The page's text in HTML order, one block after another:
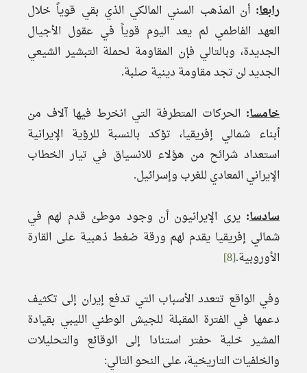
رابعا: أن المذهب السني المالكي الذي بقي قوياً خلال
العهد الفاطمي لم يعد اليوم قوياً في عقول الأجيال
الجديدة، وبالتالي فإن المقاومة لحملة التبشير الشيعي
الجديد لن تجد مقاومة دينية صلبة.
خامسا: الحركات المتطرفة التي انخرط فيها آلاف من
أبناء شمالي إفريقيا، تؤكد بالنسبة للرؤية الإيرانية
استعداد شرائح من هؤلاء للانسياق في تيار الخطاب
الإيراني المعادي للغرب وإسرائيل.
سادسا: يرى الإيرانيون أن وجود موطئ قدم لهم في
شمالي إفريقيا يقدم لهم ورقة ضغط ذهبية على القارة
الأوروبية.[8]
وفي الواقع تتعدد الأسباب التي تدفع إيران إلى تكثيف
دعمها في الفترة المقبلة للجيش الوطني الليبي بقيادة
المشير خلية حفتر استنادا إلى الوقائع والتحليلات
والخلفيات التاريخية، على النحو التالي: